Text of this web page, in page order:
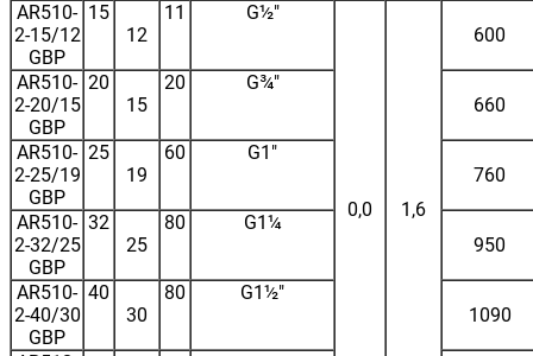
AR510-
2-15/12
GBP
15
12
11 G½"
0,0 1,6
600
AR510-
2-20/15
GBP
20
15
20
G¾"
660
AR510-
2-25/19
GBP
25
19
60
G1"
760
AR510-
2-32/25
GBP
32
25
80
G1¼
950
AR510-
2-40/30
GBP
40
30
80
G1½"
1090